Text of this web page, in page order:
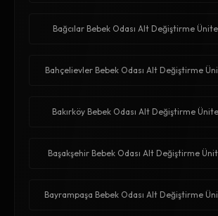
Bağcılar Bebek Odası Alt Değiştirme
Bahçelievler Bebek Odası Alt Değiştirme
Bakırköy Bebek Odası Alt Değiştirme
Başakşehir Bebek Odası Alt Değiştirme
Bayrampaşa Bebek Odası Alt Değiştirme